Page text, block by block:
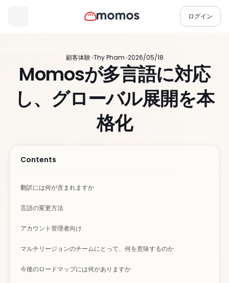
顧客体験 Thy Pham 2026/05/18
Momosが多言語に対応
し、グローバル展開を本
格化
Contents
翻訳には何が含まれますか
言語の変更方法
アカウント管理者向け
マルチリージョンのチームにとって、何を意味するのか
今後のロードマップには何がありますか
ログイン